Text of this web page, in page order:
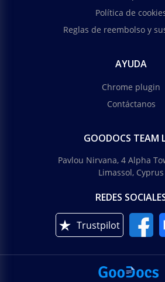
Política de
Reglas de reembolso y
AYUDA
Chrome plugin
Contáctanos
GOODOCS TEAM
Pavlou Nirvana, 4 Alpha
Limassol, Cyprus
REDES
Trustpilot